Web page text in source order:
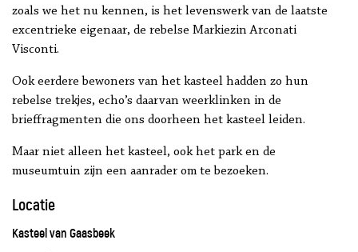
zoals we het nu kennen, is het levenswerk van de laatste
excentrieke eigenaar, de rebelse Markiezin Arconati
Visconti.
Ook eerdere bewoners van het kasteel hadden zo hun
rebelse trekjes, echo’s daarvan weerklinken in de
brieffragmenten die ons doorheen het kasteel leiden.
Maar niet alleen het kasteel, ook het park en de
museumtuin zijn een aanrader om te bezoeken.
Locatie
Kasteel van Gaasbeek